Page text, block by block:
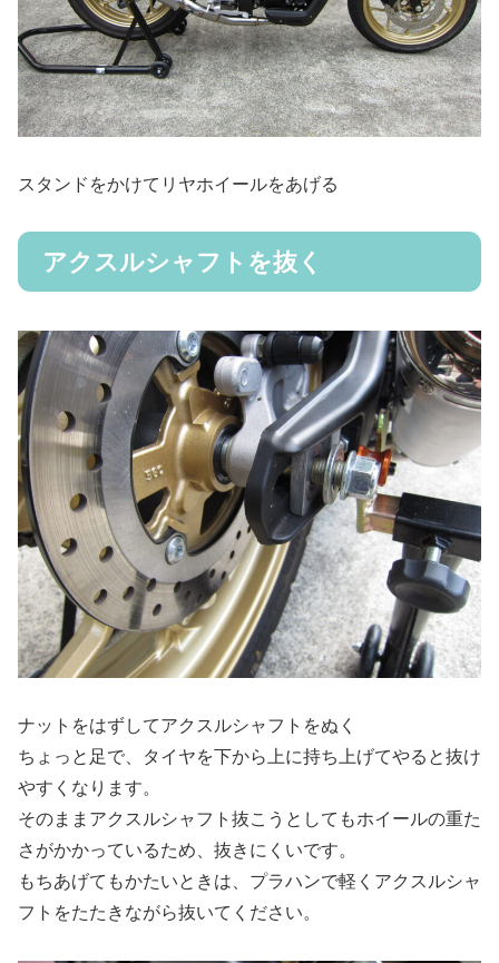
スタンドをかけてリヤホイールをあげる
アクスルシャフトを抜く
ナットをはずしてアクスルシャフトをぬく
ちょっと足で、タイヤを下から上に持ち上げてやると抜け
やすくなります。
そのままアクスルシャフト抜こうとしてもホイールの重た
さがかかっているため、抜きにくいです。
もちあげてもかたいときは、プラハンで軽くアクスルシャ
フトをたたきながら抜いてください。